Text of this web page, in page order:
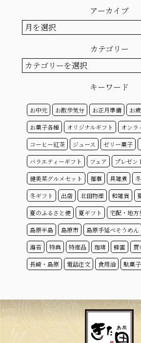
アーカイブ
ア
ー
ブ
カテゴリー
カ
テ
キーワード
お中元 お散歩気分 お正月準備 お
お菓子各種 オリジナルギフト オンラ
コーヒー紅茶 ジュース ゼリー菓子
バラエティーギフト フェア プレゼン
健美菜グルメセット 催事 具雑煮
冬ギフト 出店 北田物産 和雑貨
夏のふるさと便 夏ギフト 宅配・地方
島原半島 島原市 島原手延べそうめん
海苔 特典 特産品 珈琲 蜂蜜 買
長崎・島原 電話注文 食用油 駄菓